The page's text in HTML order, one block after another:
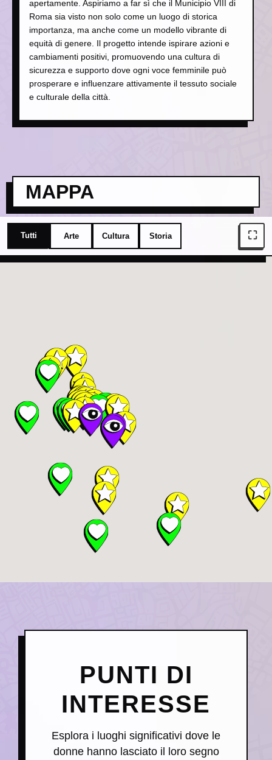
apertamente. Aspiriamo a far sì che il Municipio VIII di
Roma sia visto non solo come un luogo di storica
importanza, ma anche come un modello vibrante di
equità di genere. Il progetto intende ispirare azioni e
cambiamenti positivi, promuovendo una cultura di
sicurezza e supporto dove ogni voce femminile può
prosperare e influenzare attivamente il tessuto sociale
e culturale della città.
MAPPA
Tutti Arte Cultura Storia ⛶
PUNTI DI
INTERESSE
Esplora i luoghi significativi dove le
donne hanno lasciato il loro segno